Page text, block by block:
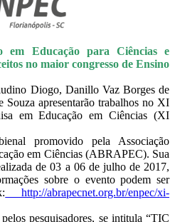
em Educação para Ciências e
no maior congresso de Ensino
Diogo, Danillo Vaz Borges de
Souza apresentarão trabalhos no XI
em Educação em Ciências (XI
promovido pela Associação
em Ciências (ABRAPEC). Sua
de 03 a 06 de julho de 2017,
sobre o evento podem ser
http://abrapecnet.org.br/enpec/xi-
pesquisadores, se intitula “TIC